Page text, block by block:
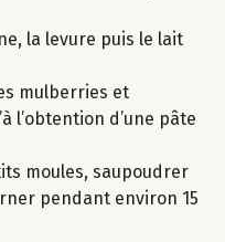
la levure puis le lait
mulberries et
l’obtention d’une pâte
moules, saupoudrer
pendant environ 15